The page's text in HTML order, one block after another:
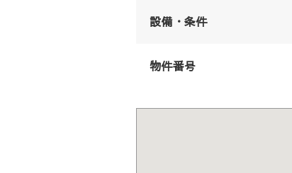
設備・条件
物件番号